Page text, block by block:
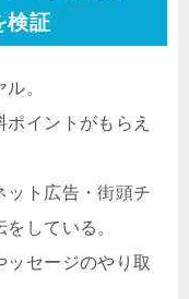
検証
。
ポイントがもらえ
ット広告・街頭チ
している。
ッセージのやり取